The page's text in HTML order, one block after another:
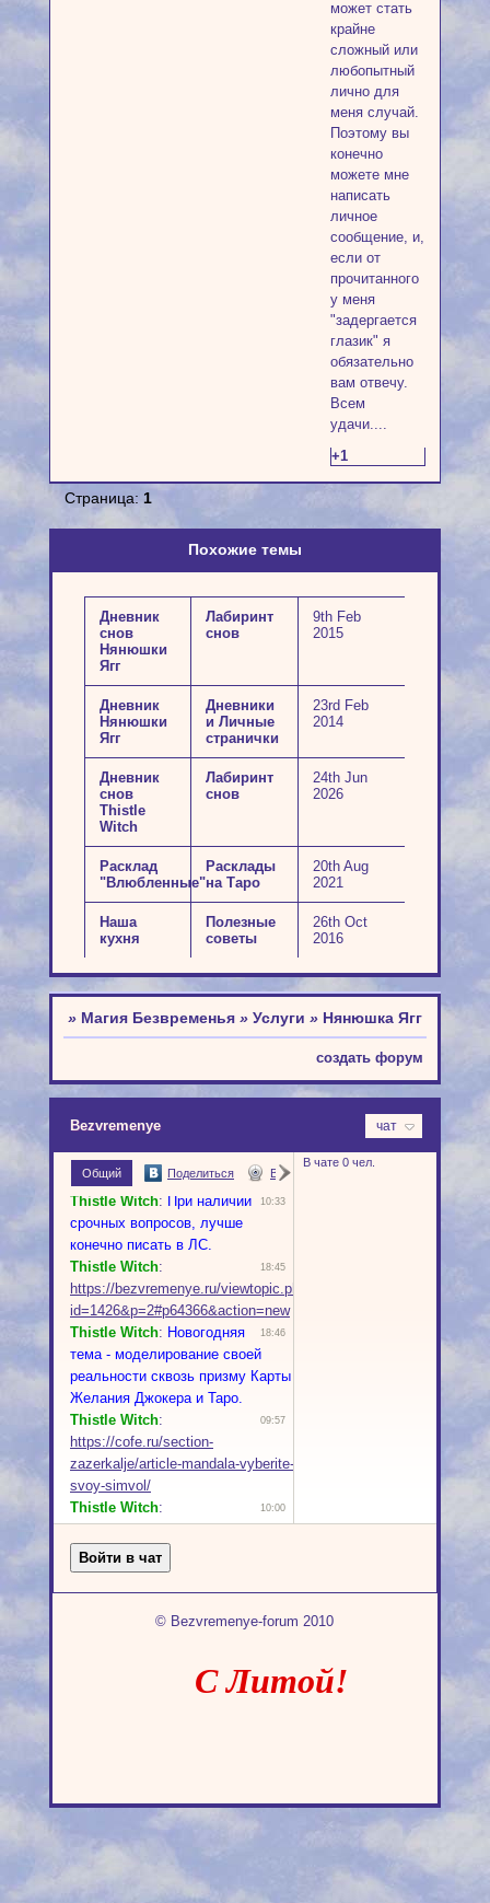
может стать
крайне
сложный или
любопытный
лично для
меня случай.
Поэтому вы
конечно
можете мне
написать
личное
сообщение, и,
если от
прочитанного
у меня
"задергается
глазик" я
обязательно
вам отвечу.
Всем
удачи....
+1
Страница: 1
Похожие темы
Дневник
снов
Нянюшки
Ягг
Лабиринт
снов
9th Feb
2015
Дневник
Нянюшки
Ягг
Дневники
и Личные
странички
23rd Feb
2014
Дневник
снов
Thistle
Witch
Лабиринт
снов
24th Jun
2026
Расклад
"Влюбленные"
Расклады
на Таро
20th Aug
2021
Наша
кухня
Полезные
советы
26th Oct
2016
» Магия Безвременья » Услуги » Нянюшка Ягг
создать форум
© Bezvremenye-forum 2010
С Литой!